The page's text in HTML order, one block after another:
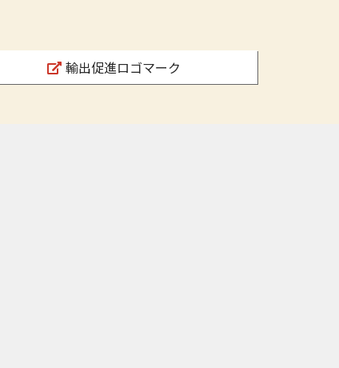
輸出促進ロゴマーク